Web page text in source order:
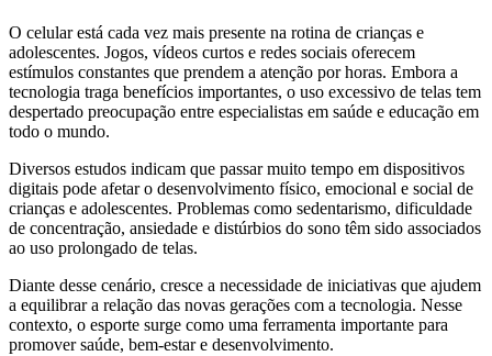
O celular está cada vez mais presente na rotina de crianças e
adolescentes. Jogos, vídeos curtos e redes sociais oferecem
estímulos constantes que prendem a atenção por horas. Embora a
tecnologia traga benefícios importantes, o uso excessivo de telas tem
despertado preocupação entre especialistas em saúde e educação em
todo o mundo.
Diversos estudos indicam que passar muito tempo em dispositivos
digitais pode afetar o desenvolvimento físico, emocional e social de
crianças e adolescentes. Problemas como sedentarismo, dificuldade
de concentração, ansiedade e distúrbios do sono têm sido associados
ao uso prolongado de telas.
Diante desse cenário, cresce a necessidade de iniciativas que ajudem
a equilibrar a relação das novas gerações com a tecnologia. Nesse
contexto, o esporte surge como uma ferramenta importante para
promover saúde, bem-estar e desenvolvimento.